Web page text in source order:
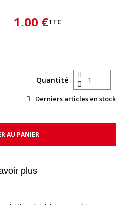
1,00 €TTC
Quantité
Derniers articles en stock
AU PANIER
plus